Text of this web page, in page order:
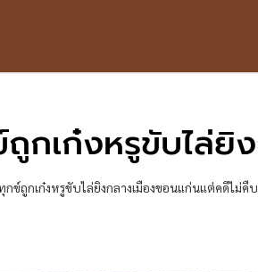
กเก๋งหรูขับไล่ยิ
กข์ถูกเก๋งหรูขับไล่ยิงกลางเมืองขอนแก่นแต่คดีไม่คืบ